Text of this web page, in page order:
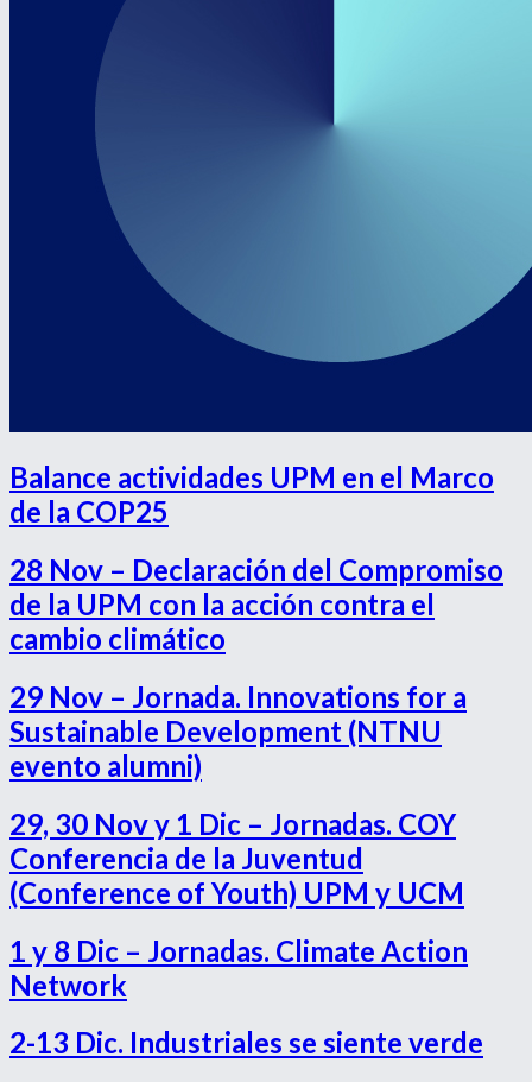
Balance actividades UPM en el Marco
de la COP25
28 Nov – Declaración del Compromiso
de la UPM con la acción contra el
cambio climático
29 Nov – Jornada. Innovations for a
Sustainable Development (NTNU
evento alumni)
29, 30 Nov y 1 Dic – Jornadas. COY
Conferencia de la Juventud
(Conference of Youth) UPM y UCM
1 y 8 Dic – Jornadas. Climate Action
Network
2-13 Dic. Industriales se siente verde